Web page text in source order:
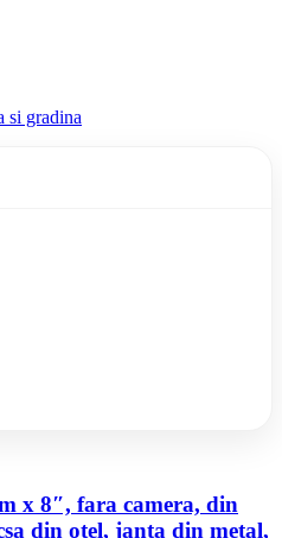
si gradina
x 8″, fara camera, din
din otel, janta din metal,